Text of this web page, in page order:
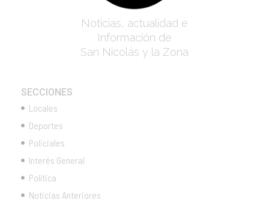
Noticias, actualidad e
Información de
San Nicolás y la Zona
SECCIONES
Locales
Deportes
Policiales
Interés General
Política
Noticias Anteriores